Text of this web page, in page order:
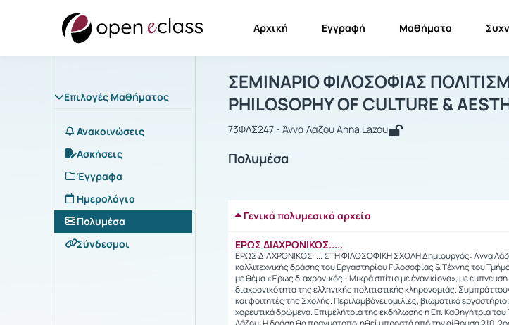
Αρχική Εγγραφή Μαθήματα
Επιλογές Μαθήματος
Ανακοινώσεις
Ασκήσεις
Έγγραφα
Ημερολόγιο
Πολυμέσα
Σύνδεσμοι
Μάθημα : ΣΕΜΙΝΑΡΙΟ ΦΙΛΟΣΟΦΙΑΣ
ΣΕΜΙΝΑΡΙΟ ΦΙΛΟΣΟΦΙΑΣ
PHILOSOPHY OF CULTURE &
73ΦΛΣ247 - Άννα Λάζου Anna Lazou
Πολυμέσα
Γενικά πολυμεσικά αρχεία
ΕΡΩΣ ΔΙΑΧΡΟΝΙΚΟΣ.....
ΕΡΩΣ ΔΙΑΧΡΟΝΙΚΟΣ .... ΣΤΗ ΦΙΛΟΣΟΦΙΚΗ ΣΧΟΛΗ Δημιουργός: Άννα
καλλιτεχνικής δράσης του Eργαστηρίου Fιλοσοφίας & Tέχνης του
με θέμα «Έρως διαχρονικός - Μικρά σπίτια με έναν κίονα», με
διαχρονικότητα της ελληνικής πολιτιστικής κληρονομιάς.
και φοιτητές της Σχολής. Περιλαμβάνει ομιλίες, βιωματικό
χορευτικά δρώμενα. Επιμελήτρια της εκδήλωσης η Επ. Καθηγήτρια